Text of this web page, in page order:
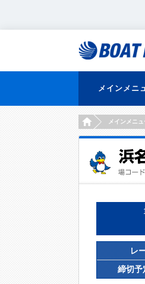
メインメニ
HOMEメインメニュ
レ
締切予